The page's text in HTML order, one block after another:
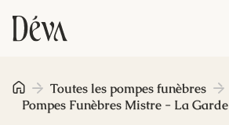
ObsèquesToutes les pompes funèbres
Pompes Funèbres Mistre - La Garde